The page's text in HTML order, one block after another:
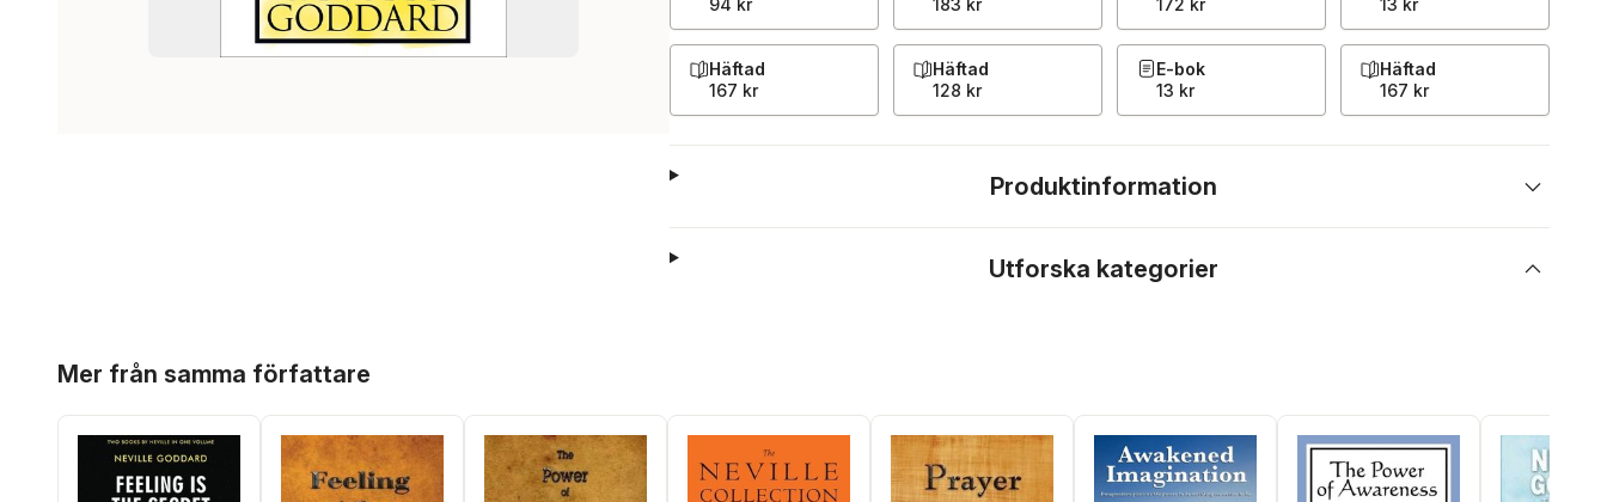
94 kr
183 kr
172 kr
13 kr
Häftad
167 kr
Häftad
128 kr
E-bok
13 kr
Häftad
167 kr
Produktinformation
Utforska kategorier
Mer från samma författare